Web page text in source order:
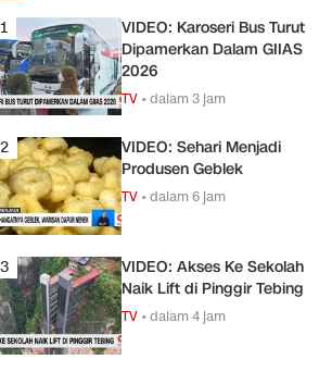
1
VIDEO: Karoseri Bus Turut
Dipamerkan Dalam GIIAS
2026
TV •dalam 3 jam
2
VIDEO: Sehari Menjadi
Produsen Geblek
TV •dalam 6 jam
3
VIDEO: Akses Ke Sekolah
Naik Lift di Pinggir Tebing
TV •dalam 4 jam